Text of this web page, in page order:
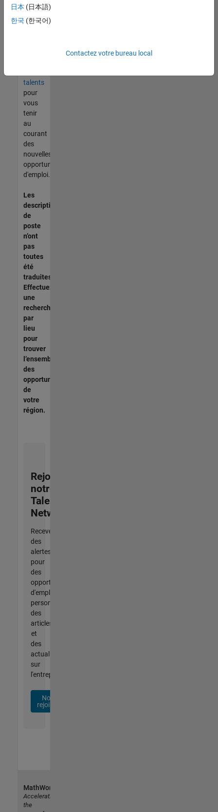
corresponde
à vos
talents
pour
vous
tenir
au
courant
des
nouvelles
opportunités
d'emploi.
Les
descriptions
de
poste
n’ont
pas
toutes
été
traduites.
Effectuez
une
recherche
par
lieu
pour
trouver
l’ensemble
des
opportunités
de
votre
région.
Rejoignez
notre
Talent
Network
Recevez
des
alertes
pour
des
opportunités
d'emploi
personnalisées,
des
articles
et
des
actualités
sur
l'entreprise.
Nous
rejoindre
日本 (日本語)
한국 (한국어)
Contactez votre bureau local
MathWorks
Accelerating
the